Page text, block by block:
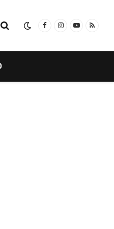
FacebookInstagram
YouTube
RSS